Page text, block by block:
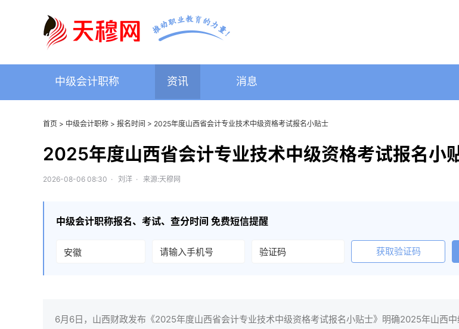
中级会计职称 资讯 消息
首页 > 中级会计职称 > 报名时间 > 2025年度山西省会计专业技术中级资格考试报名小贴士
2025年度山西省会计专业技术中级资格考试报名小
2026-08-06 08:30 · 刘洋 · 来源:天穆网
中级会计职称报名、考试、查分时间 免费短信提醒
获取验证码
6月6日，山西财政发布《2025年度山西省会计专业技术中级资格考试报名小贴士》明确2025年山西